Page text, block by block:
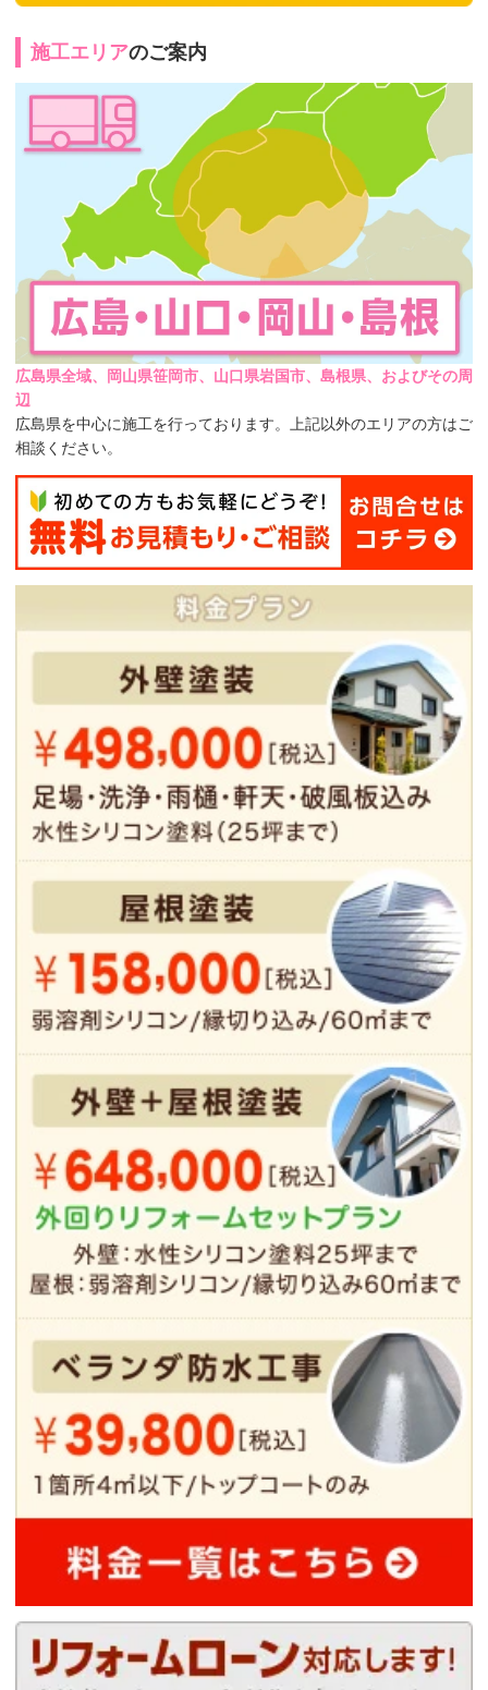
施工エリアのご案内
広島県全域、岡山県笹岡市、山口県岩国市、島根県、およびその周
辺
広島県を中心に施工を行っております。上記以外のエリアの方はご
相談ください。